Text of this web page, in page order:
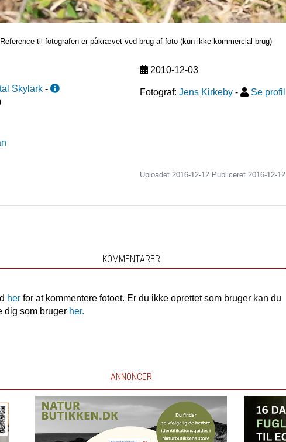
Reference til fotografen er påkrævet ved brug af foto (kun ikke-kommercial brug)
Skylark -
2010-12-03
Fotograf: Jens Kirkeby - Se profil
Uploadet 2016-12-12 Publiceret 2016-12-12
KOMMENTARER
her for at kommentere fotoet. Er du ikke oprettet som bruger kan du
dig som bruger her.
ANNONCER